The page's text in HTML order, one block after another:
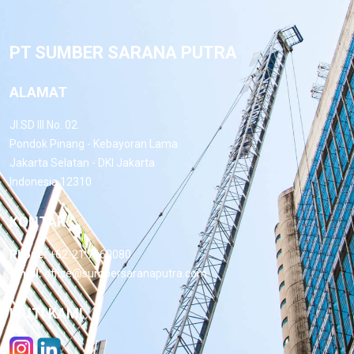
PT SUMBER SARANA PUTRA
ALAMAT
Jl.SD III No. 02
Pondok Pinang - Kebayoran Lama
Jakarta Selatan - DKI Jakarta
Indonesia 12310
KONTAK
Phone: +62-21 7660080
Email:office@sumbersaranaputra.com
IKUTI KAMI